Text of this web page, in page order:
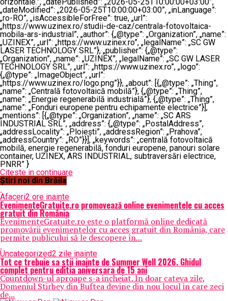
„dateModified”: „2026-05-25T10:00:00+03:00”, „inLanguage”:
„ro-RO”, „isAccessibleForFree”: true, „url”:
„https://www.uzinex.ro/studii-de-caz/centrala-fotovoltaica-
mobila-ars-industrial”, „author”: {„@type”: „Organization”, „name”:
„UZINEX”, „url”: „https://www.uzinex.ro”, „legalName”: „SC GW
LASER TECHNOLOGY SRL”}, „publisher”: {„@type”:
„Organization”, „name”: „UZINEX”, „legalName”: „SC GW LASER
TECHNOLOGY SRL”, „url”: „https://www.uzinex.ro”, „logo”:
{„@type”: „ImageObject”, „url”:
„https://www.uzinex.ro/logo.png”}}, „about”: [{„@type”: „Thing”,
„name”: „Centrală fotovoltaică mobilă”}, {„@type”: „Thing”,
„name”: „Energie regenerabilă industrială”}, {„@type”: „Thing”,
„name”: „Fonduri europene pentru echipamente electrice”}],
„mentions”: [{„@type”: „Organization”, „name”: „SC ARS
INDUSTRIAL SRL”, „address”: {„@type”: „PostalAddress”,
„addressLocality”: „Ploiești”, „addressRegion”: „Prahova”,
„addressCountry”: „RO”}}], „keywords”: „centrală fotovoltaică
mobilă, energie regenerabilă, fonduri europene, panouri solare
container, UZINEX, ARS INDUSTRIAL, subtraversări electrice,
PNRR” }
Citeste in continuare
Știri noi din Brăila
Afaceri2 ore inainte
EvenimenteGratuite.ro promovează online evenimentele cu acces
gratuit din România
EvenimenteGratuite.ro este o platformă online dedicată
promovării evenimentelor cu acces gratuit din România, care
permite publicului să le descopere în...
Uncategorized2 zile inainte
Tot ce trebuie sa stii inainte de Summer Well 2026. Ghidul
complet pentru editia aniversara de 15 ani
Countdown-ul aproape s-a incheiat. In doar cateva zile,
Domeniul Stirbey din Buftea devine din nou locul in care zeci
de...